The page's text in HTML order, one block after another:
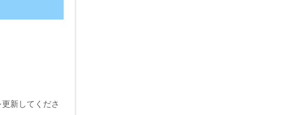
新してくださ